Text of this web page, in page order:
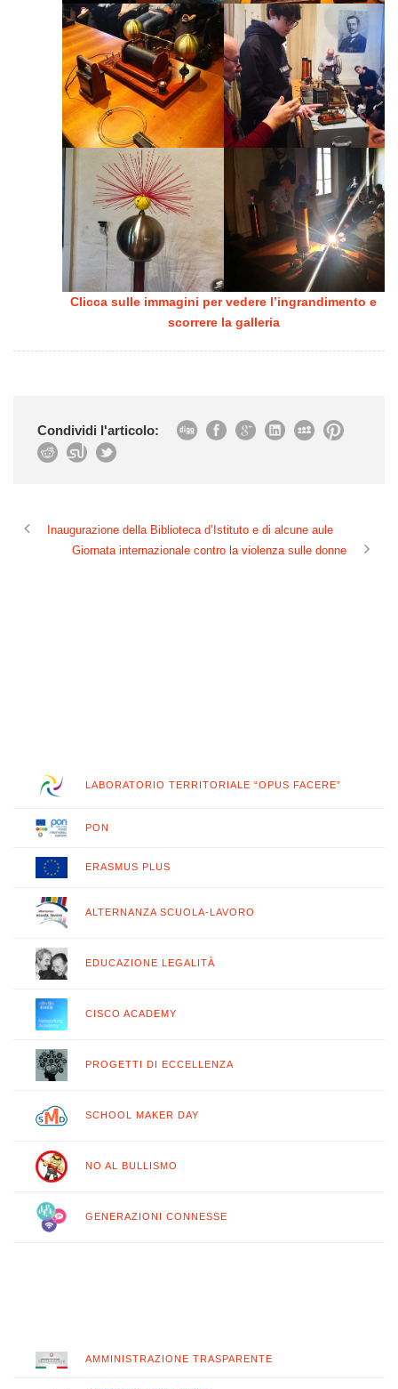
Clicca sulle immagini per vedere l’ingrandimento e
scorrere la galleria
Condividi l'articolo:
Inaugurazione della Biblioteca d’Istituto e di alcune aule
Giornata internazionale contro la violenza sulle donne
LABORATORIO TERRITORIALE “OPUS FACERE”
PON
ERASMUS PLUS
ALTERNANZA SCUOLA-LAVORO
EDUCAZIONE LEGALITÀ
CISCO ACADEMY
PROGETTI DI ECCELLENZA
SCHOOL MAKER DAY
NO AL BULLISMO
GENERAZIONI CONNESSE
AMMINISTRAZIONE TRASPARENTE